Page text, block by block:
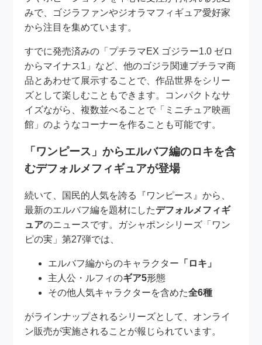
みで、ゴジラファンやジオラマフィギュア愛好家
から注目を集めています。
すでに発売済みの「プチラマEX ゴジラー1.0 ゼロ
からマイナス1」など、他のゴジラ関連プチラマ商
品とあわせて展示することで、作品世界をシリー
ズとして楽しむこともできます。コンパクトなサ
イズながら、複数並べることで「ミニチュア映画
館」のようなコーナーを作ることも可能です。
「ワンピース」からエルバフ編のロキを含
むデフォルメフィギュアが登場
続いて、国民的人気を誇る『ワンピース』から、
最新のエルバフ編を題材にしたデフォルメフィギ
ュアのニュースです。ガシャポンシリーズ「ワン
ピの実」第27弾では、
エルバフ編からのキャラクター 「ロキ」
主人公・ルフィのギア5形態
その他人気キャラクターを含めた全6種
がラインナップされるシリーズとして、オンライ
ン販売が実施されることが報じられています。